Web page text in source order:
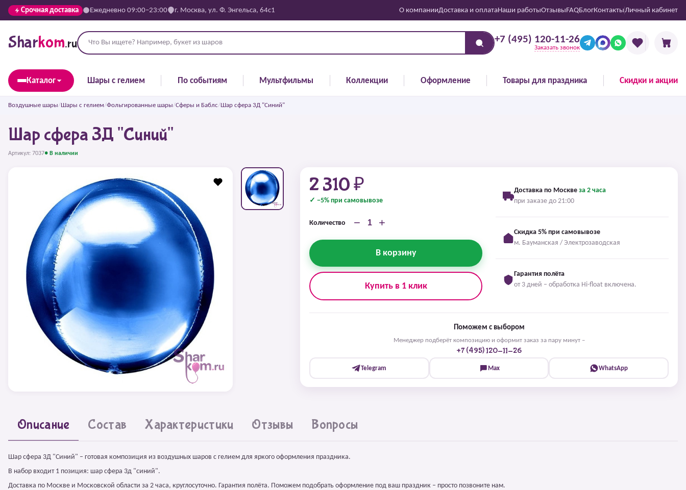
Срочная доставка Ежедневно 09:00–23:00 г. Москва, ул. Ф. Энгельса, 64с1 О компанииДоставка и оплатаНаши работыОтзывыFAQБлогКонтактыЛичный кабинет
Sharkom.ru +7 (495) 120-11-26
Заказать звонок
Каталог Шары с гелием По событиям Мультфильмы Коллекции Оформление Товары для праздника Скидки и акции
Воздушные шары/Шары с гелием/Фольгированные шары/Сферы и Баблс/Шар сфера 3Д "Синий"
Шар сфера 3Д "Синий"
Артикул: 7037● В наличии
2 310 ₽
✓ −5% при самовывозе
Количество − +
В корзину
Купить в 1 клик
Доставка по Москве за 2 часа
при заказе до 21:00
Скидка 5% при самовывозе
м. Бауманская / Электрозаводская
Гарантия полёта
от 3 дней – обработка Hi-float включена.
Поможем с выбором
Менеджер подберёт композицию и оформит заказ за пару минут –
+7 (495) 120-11-26
Telegram Max WhatsApp
Описание Состав Характеристики Отзывы Вопросы
Шар сфера 3Д "Синий" – готовая композиция из воздушных шаров с гелием для яркого оформления праздника.
В набор входит 1 позиция: шар сфера 3д "синий".
Доставка по Москве и Московской области за 2 часа, круглосуточно. Гарантия полёта. Поможем подобрать оформление под ваш праздник – просто позвоните нам.